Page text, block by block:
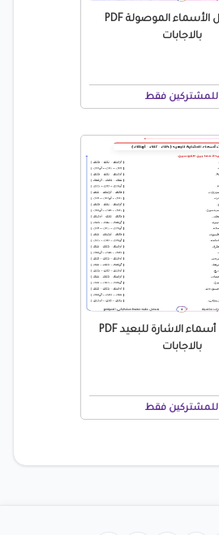
أوراق عمل الأسماء الموصولة PDF
بالاجابات
للمشتركين فقط
أوراق عمل أسماء الاشارة للبعيد PDF
بالاجابات
للمشتركين فقط